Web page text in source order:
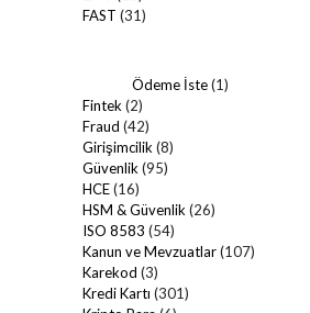
FAST (31)
Ödeme İste(1)
Fintek (2)
Fraud (42)
Girişimcilik (8)
Güvenlik (95)
HCE(16)
HSM & Güvenlik (26)
ISO 8583 (54)
Kanun ve Mevzuatlar(107)
Karekod (3)
Kredi Kartı (301)